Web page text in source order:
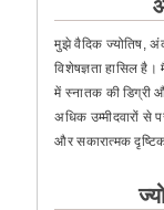
मुझे वैदिक ज्योतिष,
विशेषज्ञता हासिल
में स्नातक की डिग्री
अधिक उम्मीदवारों से
और सकारात्मक